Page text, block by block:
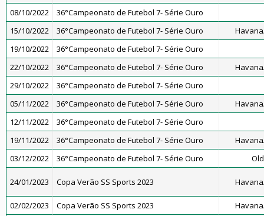
08/10/2022
36°Campeonato de Futebol 7- Série Ouro
15/10/2022
36°Campeonato de Futebol 7- Série Ouro
19/10/2022
36°Campeonato de Futebol 7- Série Ouro
22/10/2022
36°Campeonato de Futebol 7- Série Ouro
29/10/2022
36°Campeonato de Futebol 7- Série Ouro
05/11/2022
36°Campeonato de Futebol 7- Série Ouro
12/11/2022
36°Campeonato de Futebol 7- Série Ouro
19/11/2022
36°Campeonato de Futebol 7- Série Ouro
03/12/2022
36°Campeonato de Futebol 7- Série Ouro
24/01/2023 Copa Verão SS Sports 2023
02/02/2023 Copa Verão SS Sports 2023